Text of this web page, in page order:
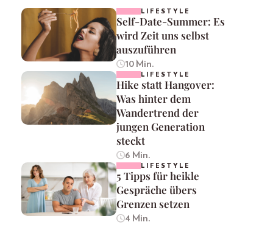
LIFESTYLE
Self-Date-Summer: Es
wird Zeit uns selbst
auszuführen
10 Min.
LIFESTYLE
Hike statt Hangover:
Was hinter dem
Wandertrend der
jungen Generation
steckt
6 Min.
LIFESTYLE
5 Tipps für heikle
Gespräche übers
Grenzen setzen
4 Min.